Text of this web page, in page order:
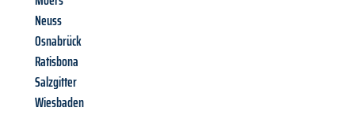
Neuss
Osnabrück
Ratisbona
Salzgitter
Wiesbaden